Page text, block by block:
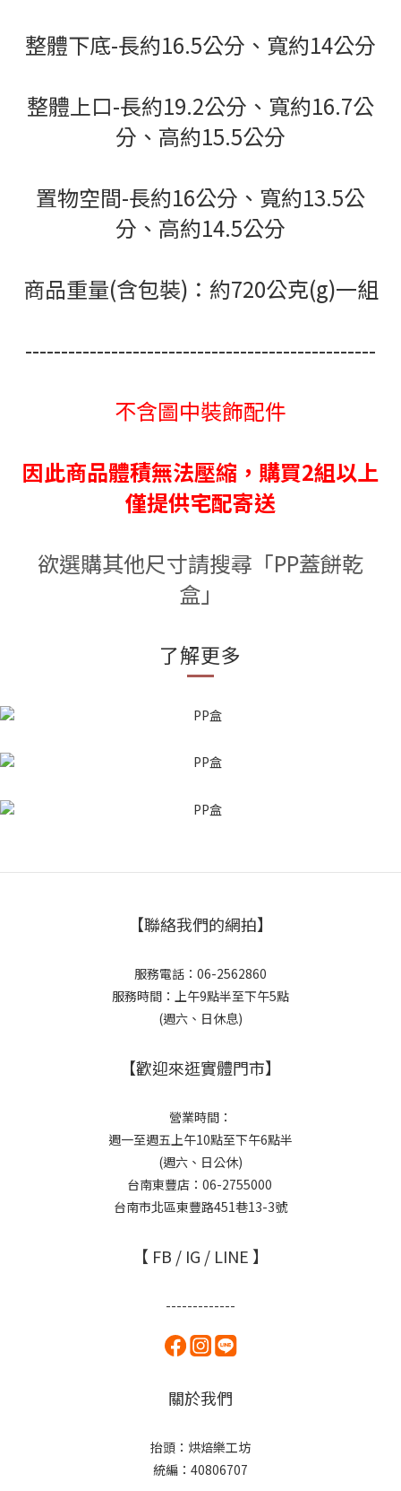
整體下底-長約16.5公分、寬約14公分
整體上口-長約19.2公分、寬約16.7公
分、高約15.5公分
置物空間-長約16公分、寬約13.5公
分、高約14.5公分
商品重量(含包裝)：約720公克(g)一組
-------------------------------------------------
不含圖中裝飾配件
因此商品體積無法壓縮，購買2組以上
僅提供宅配寄送
欲選購其他尺寸請搜尋「PP蓋餅乾
盒」
了解更多
【聯絡我們的網拍】
服務電話：06-2562860
服務時間：上午9點半至下午5點
(週六、日休息)
【歡迎來逛實體門市】
營業時間：
週一至週五上午10點至下午6點半
(週六、日公休)
台南東豐店：06-2755000
台南市北區東豐路451巷13-3號
【 FB / IG / LINE 】
-------------
關於我們
抬頭：烘焙樂工坊
統編：40806707